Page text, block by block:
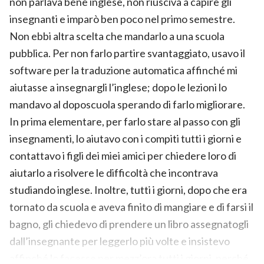
insegnanti e imparò ben poco nel primo semestre.
Non ebbi altra scelta che mandarlo a una scuola
pubblica. Per non farlo partire svantaggiato, usavo il
software per la traduzione automatica affinché mi
aiutasse a insegnargli l’inglese; dopo le lezioni lo
mandavo al doposcuola sperando di farlo migliorare.
In prima elementare, per farlo stare al passo con gli
insegnamenti, lo aiutavo con i compiti tutti i giorni e
contattavo i figli dei miei amici per chiedere loro di
aiutarlo a risolvere le difficoltà che incontrava
studiando inglese. Inoltre, tutti i giorni, dopo che era
tornato da scuola e aveva finito di mangiare e di farsi il
bagno, gli chiedevo di prendere un libro assegnatogli
dall’insegnante per leggerlo più volte e insistevo